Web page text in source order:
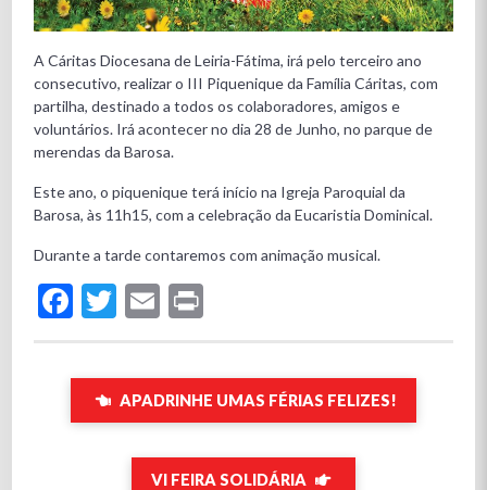
A Cáritas Diocesana de Leiria-Fátima, irá pelo terceiro ano
consecutivo, realizar o III Piquenique da Família Cáritas, com
partilha, destinado a todos os colaboradores, amigos e
voluntários. Irá acontecer no dia 28 de Junho, no parque de
merendas da Barosa.
Este ano, o piquenique terá início na Igreja Paroquial da
Barosa, às 11h15, com a celebração da Eucaristia Dominical.
Durante a tarde contaremos com animação musical.
Facebook
Twitter
Email
APADRINHE UMAS FÉRIAS FELIZES!
VI FEIRA SOLIDÁRIA